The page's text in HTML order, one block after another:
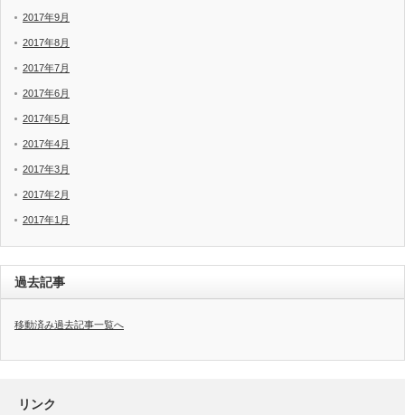
2017年9月
2017年8月
2017年7月
2017年6月
2017年5月
2017年4月
2017年3月
2017年2月
2017年1月
過去記事
移動済み過去記事一覧へ
リンク